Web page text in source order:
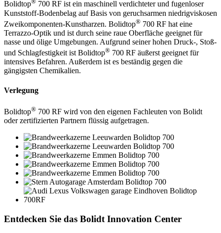
Bolidtop
700 RF ist ein maschinell verdichteter und fugenloser
Kunststoff-Bodenbelag auf Basis von geruchsarmen niedrigviskosen
Zweikomponenten-Kunstharzen. Bolidtop® 700 RF hat eine
Terrazzo-Optik und ist durch seine raue Oberfläche geeignet für
nasse und ölige Umgebungen. Aufgrund seiner hohen Druck-, Stoß-
und Schlagfestigkeit ist Bolidtop® 700 RF äußerst geeignet für
intensives Befahren. Außerdem ist es beständig gegen die
gängigsten Chemikalien.
Verlegung
Bolidtop® 700 RF wird von den eigenen Fachleuten von Bolidt
oder zertifizierten Partnern flüssig aufgetragen.
Entdecken Sie das Bolidt Innovation Center